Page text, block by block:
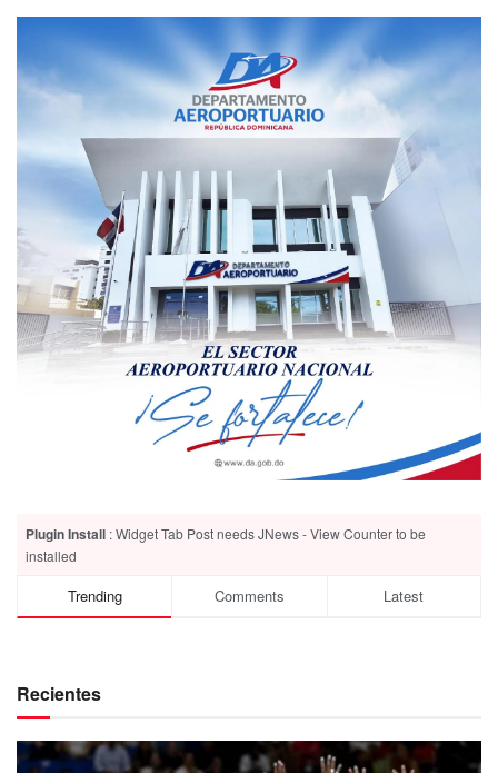
Plugin Install : Widget Tab Post needs JNews - View Counter to be
installed
Trending Comments Latest
Recientes